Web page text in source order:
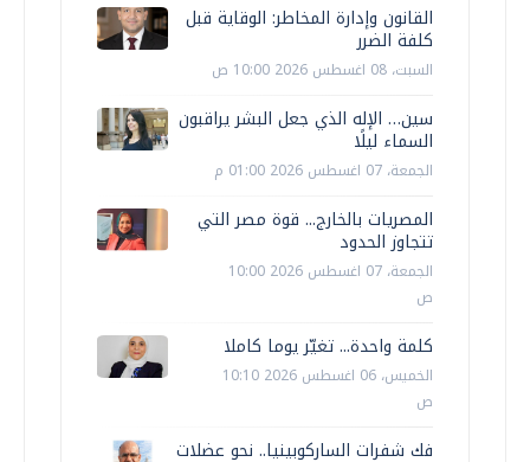
القانون وإدارة المخاطر: الوقاية قبل
كلفة الضرر
السبت، 08 اغسطس 2026 10:00 ص
سين… الإله الذي جعل البشر يراقبون
السماء ليلًا
الجمعة، 07 اغسطس 2026 01:00 م
المصريات بالخارج... قوة مصر التي
تتجاوز الحدود
الجمعة، 07 اغسطس 2026 10:00
ص
كلمة واحدة... تغيّر يوما كاملا
الخميس، 06 اغسطس 2026 10:10
ص
فك شفرات الساركوبينيا.. نحو عضلات